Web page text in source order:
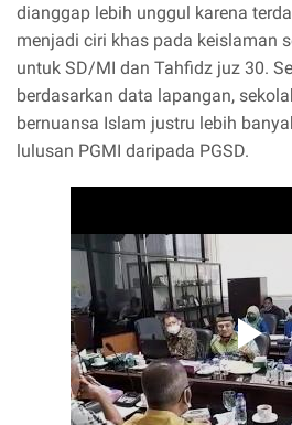
dianggap lebih unggul karena
menjadi ciri khas pada keislaman
untuk SD/MI dan Tahfidz juz 30.
berdasarkan data lapangan,
bernuansa Islam justru lebih
lulusan PGMI daripada PGSD.